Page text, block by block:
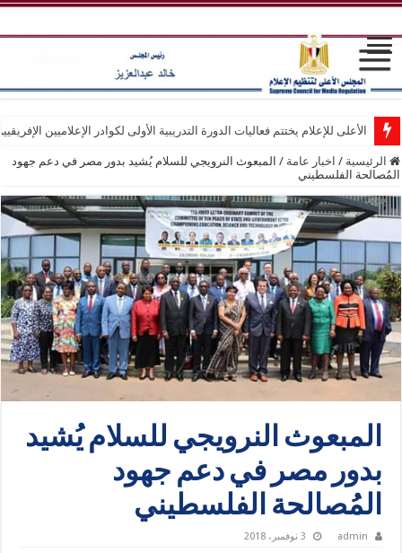
الأعلى للإعلام يختتم فعاليات الدورة التدريبية الأولى لكوادر الإعلاميين
الرئيسية / اخبار عامة / المبعوث النرويجي للسلام يُشيد بدور مصر في دعم جهود
المُصالحة الفلسطيني
المبعوث النرويجي للسلام يُشيد
بدور مصر في دعم جهود
المُصالحة الفلسطيني
admin 3 نوفمبر، 2018